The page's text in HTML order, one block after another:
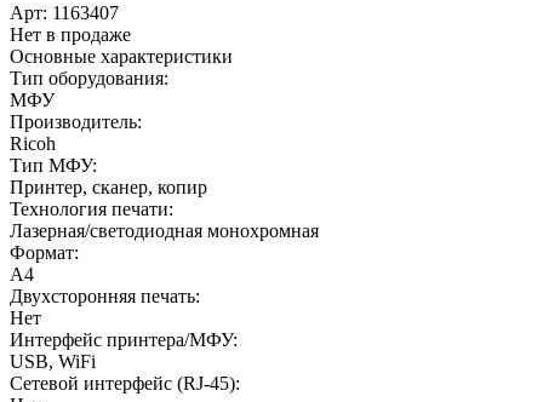
Арт: 1163407
Нет в продаже
Основные характеристики
Тип оборудования:
МФУ
Производитель:
Ricoh
Тип МФУ:
Принтер, сканер, копир
Технология печати:
Лазерная/светодиодная монохромная
Формат:
A4
Двухсторонняя печать:
Нет
Интерфейс принтера/МФУ:
USB, WiFi
Сетевой интерфейс (RJ-45):